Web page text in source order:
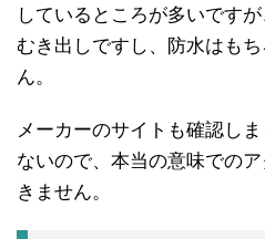
しているところが多いです
むき出しですし、防水はも
ん。
メーカーのサイトも確認し
ないので、本当の意味での
きません。